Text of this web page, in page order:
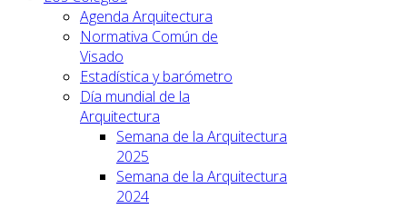
Agenda Arquitectura
Normativa Común de
Visado
Estadística y barómetro
Día mundial de la
Arquitectura
Semana de la Arquitectura
2025
Semana de la Arquitectura
2024